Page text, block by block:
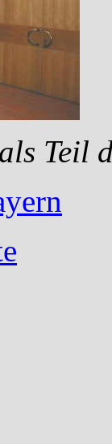
Teil